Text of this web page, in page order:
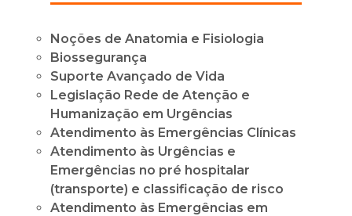
Noções de Anatomia e Fisiologia
Biossegurança
Suporte Avançado de Vida
Legislação Rede de Atenção e
Humanização em Urgências
Atendimento às Emergências Clínicas
Atendimento às Urgências e
Emergências no pré hospitalar
(transporte) e classificação de risco
Atendimento às Emergências em